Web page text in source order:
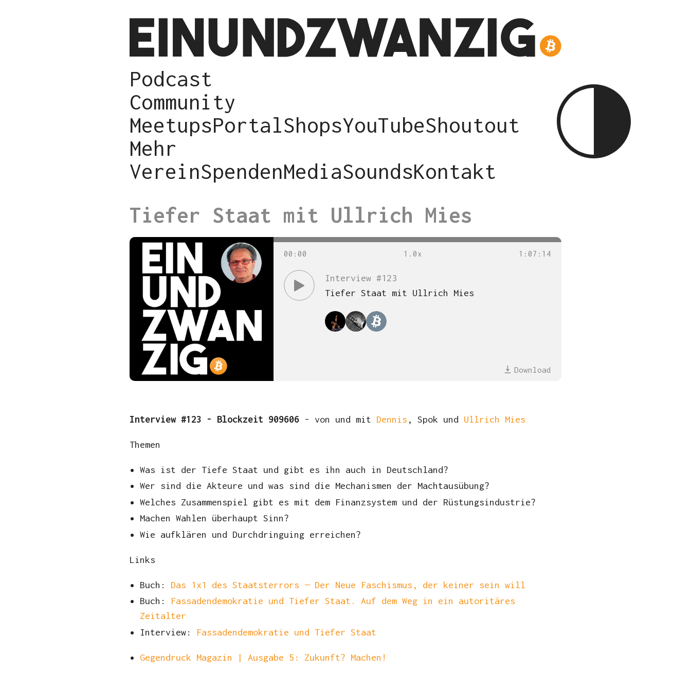
Podcast
Community
MeetupsPortalShopsYouTubeShoutout
Mehr
VereinSpendenMediaSoundsKontakt
Tiefer Staat mit Ullrich Mies
00 : 00 1 : 07 : 14
Interview #123
Tiefer Staat mit Ullrich Mies
Download
Interview #123 - Blockzeit 909606 - von und mit Dennis , Spok und Ullrich Mies
Themen
Was ist der Tiefe Staat und gibt es ihn auch in Deutschland?
Wer sind die Akteure und was sind die Mechanismen der Machtausübung?
Welches Zusammenspiel gibt es mit dem Finanzsystem und der Rüstungsindustrie?
Machen Wahlen überhaupt Sinn?
Wie aufklären und Durchdringuing erreichen?
Links
Buch: Das 1x1 des Staatsterrors — Der Neue Faschismus, der keiner sein will
Buch: Fassadendemokratie und Tiefer Staat. Auf dem Weg in ein autoritäres
Zeitalter
Interview: Fassadendemokratie und Tiefer Staat
Gegendruck Magazin | Ausgabe 5: Zukunft? Machen!